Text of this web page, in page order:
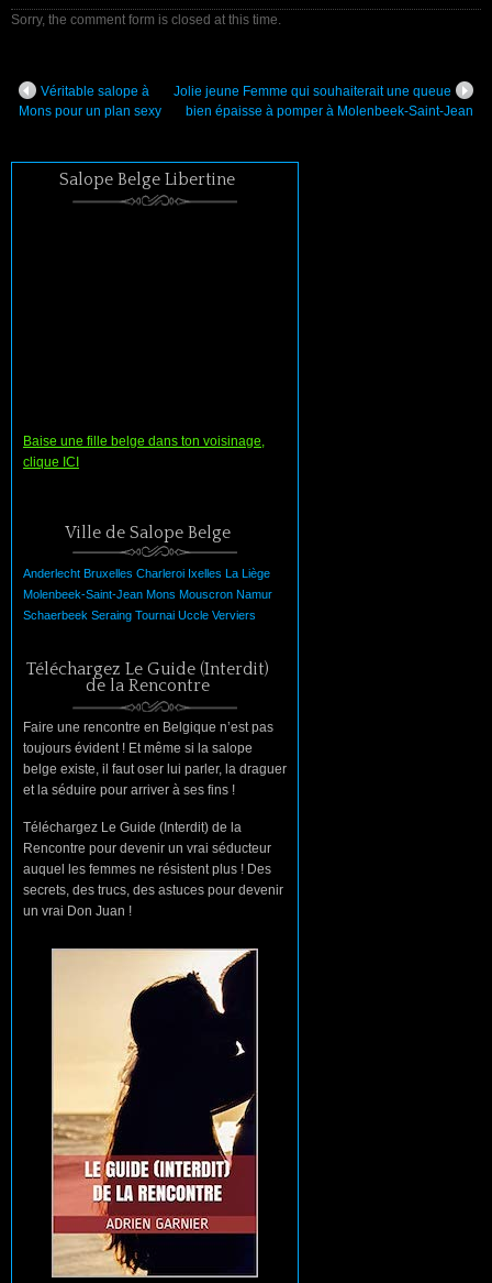
Sorry, the comment form is closed at this time.
Véritable salope à
Mons pour un plan sexy
Jolie jeune Femme qui souhaiterait une queue
bien épaisse à pomper à Molenbeek-Saint-Jean
Salope Belge Libertine
Baise une fille belge dans ton voisinage,
clique ICI
Ville de Salope Belge
Anderlecht Bruxelles Charleroi Ixelles La
Liège
Molenbeek-Saint-Jean Mons Mouscron Namur
Schaerbeek Seraing Tournai Uccle Verviers
Téléchargez Le Guide (Interdit)
de la Rencontre
Faire une rencontre en Belgique n’est pas
toujours évident ! Et même si la salope
belge existe, il faut oser lui parler, la draguer
et la séduire pour arriver à ses fins !
Téléchargez Le Guide (Interdit) de la
Rencontre pour devenir un vrai séducteur
auquel les femmes ne résistent plus ! Des
secrets, des trucs, des astuces pour devenir
un vrai Don Juan !